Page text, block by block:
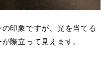
印象ですが、光を当てる
際立って見えます。